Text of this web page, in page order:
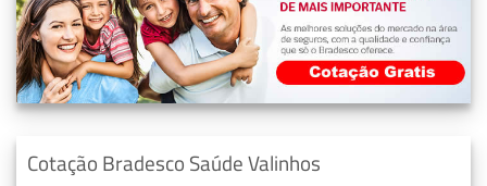
Cotação Bradesco Saúde Valinhos